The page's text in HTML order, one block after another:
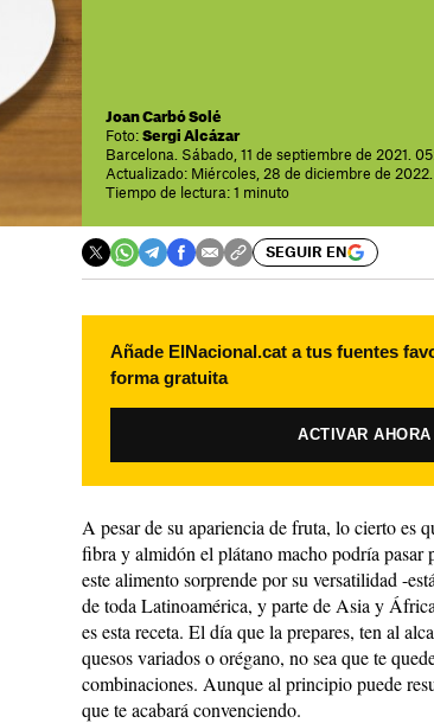
Joan Carbó Solé
Foto: Sergi Alcázar
Barcelona. Sábado, 11 de septiembre de 2021.
Actualizado: Miércoles, 28 de diciembre de
Tiempo de lectura: 1 minuto
SEGUIR EN
Añade ElNacional.cat a tus fuentes
forma gratuita
ACTIVAR
A pesar de su apariencia de fruta, lo cierto es
fibra y almidón el plátano macho podría pasar
este alimento sorprende por su versatilidad -
de toda Latinoamérica, y parte de Asia y
es esta receta. El día que la prepares, ten al
quesos variados o orégano, no sea que te
combinaciones. Aunque al principio puede
que te acabará convenciendo.